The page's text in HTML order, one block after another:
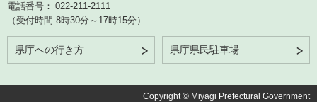
電話番号： 022-211-2111
（受付時間 8時30分～17時15分）
県庁への行き方 県庁県民駐車場
Copyright © Miyagi Prefectural Government